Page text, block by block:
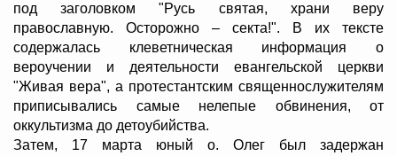
под заголовком "Русь святая, храни веру
православную. Осторожно – секта!". В их тексте
содержалась клеветническая информация о
вероучении и деятельности евангельской церкви
"Живая вера", а протестантским священнослужителям
приписывались самые нелепые обвинения, от
оккультизма до детоубийства.
Затем, 17 марта юный о. Олег был задержан